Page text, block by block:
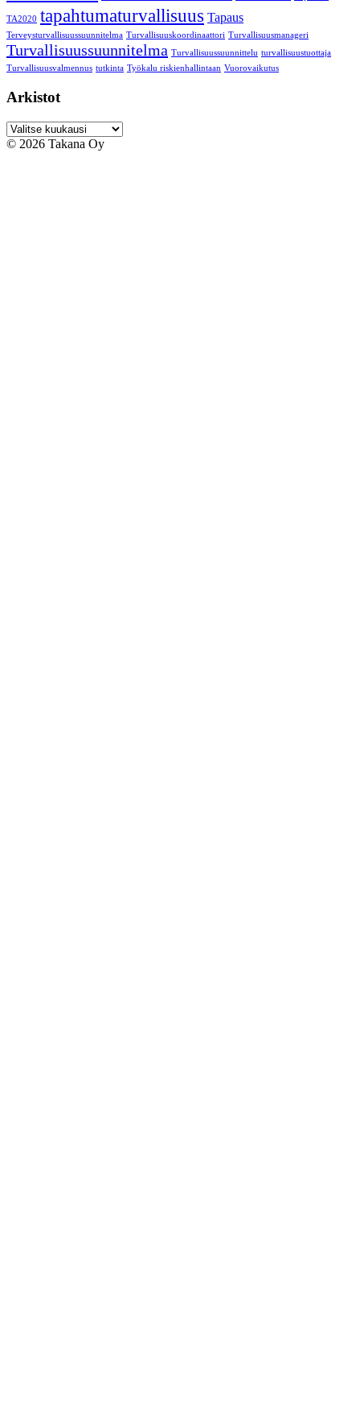
TA2020 tapahtumaturvallisuus Tapaus
Terveysturvallisuussuunnitelma Turvallisuuskoordinaattori Turvallisuusmanageri
Turvallisuussuunnitelma Turvallisuussuunnittelu turvallisuustuottaja
Turvallisuusvalmennus tutkinta Työkalu riskienhallintaan Vuorovaikutus
Arkistot
Arkistot
© 2026 Takana Oy